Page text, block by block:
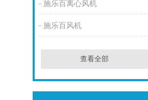
施乐百离心风机
施乐百风机
查看全部